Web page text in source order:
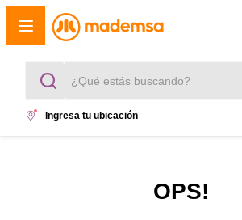
¿Qué estás buscando?
Ingresa tu ubicación
OPS!